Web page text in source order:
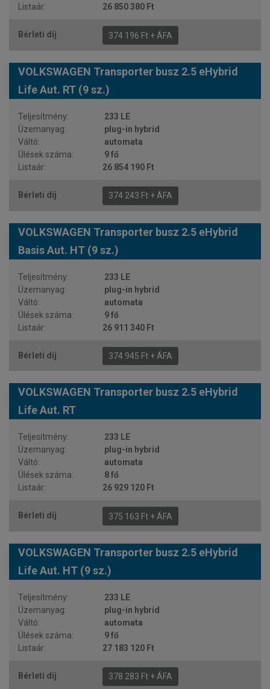
26 850 380 Ft
374 196 Ft + ÁFA
VOLKSWAGEN Transporter busz 2.5 eHybrid
Life Aut. RT (9 sz.)
233 LE
plug-in hybrid
automata
9 fő
26 854 190 Ft
374 243 Ft + ÁFA
VOLKSWAGEN Transporter busz 2.5 eHybrid
Basis Aut. HT (9 sz.)
233 LE
plug-in hybrid
automata
9 fő
26 911 340 Ft
374 945 Ft + ÁFA
VOLKSWAGEN Transporter busz 2.5 eHybrid
Life Aut. RT
233 LE
plug-in hybrid
automata
8 fő
26 929 120 Ft
375 163 Ft + ÁFA
VOLKSWAGEN Transporter busz 2.5 eHybrid
Life Aut. HT (9 sz.)
233 LE
plug-in hybrid
automata
9 fő
27 183 120 Ft
378 283 Ft + ÁFA